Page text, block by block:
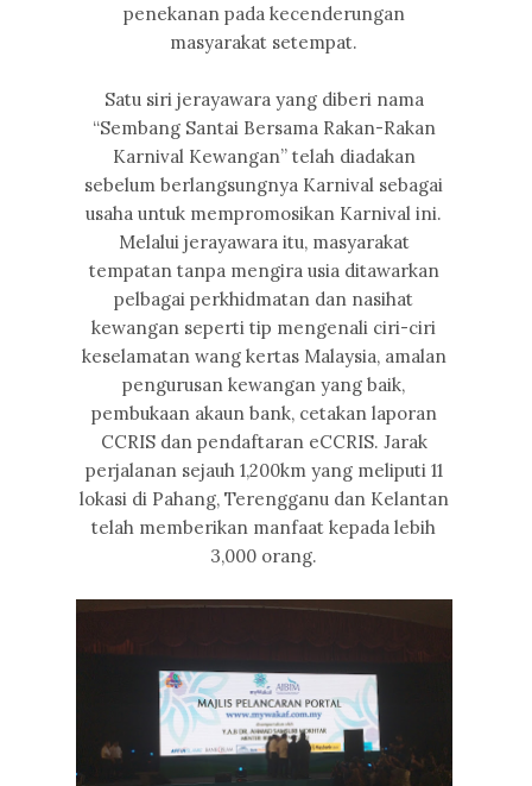
penekanan pada kecenderungan
masyarakat setempat.
Satu siri jerayawara yang diberi nama
“Sembang Santai Bersama Rakan-Rakan
Karnival Kewangan” telah diadakan
sebelum berlangsungnya Karnival sebagai
usaha untuk mempromosikan Karnival ini.
Melalui jerayawara itu, masyarakat
tempatan tanpa mengira usia ditawarkan
pelbagai perkhidmatan dan nasihat
kewangan seperti tip mengenali ciri-ciri
keselamatan wang kertas Malaysia, amalan
pengurusan kewangan yang baik,
pembukaan akaun bank, cetakan laporan
CCRIS dan pendaftaran eCCRIS. Jarak
perjalanan sejauh 1,200km yang meliputi 11
lokasi di Pahang, Terengganu dan Kelantan
telah memberikan manfaat kepada lebih
3,000 orang.